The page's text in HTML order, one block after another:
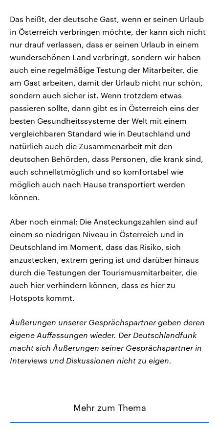
Das heißt, der deutsche Gast, wenn er seinen Urlaub
in Österreich verbringen möchte, der kann sich nicht
nur drauf verlassen, dass er seinen Urlaub in einem
wunderschönen Land verbringt, sondern wir haben
auch eine regelmäßige Testung der Mitarbeiter, die
am Gast arbeiten, damit der Urlaub nicht nur schön,
sondern auch sicher ist. Wenn trotzdem etwas
passieren sollte, dann gibt es in Österreich eins der
besten Gesundheitssysteme der Welt mit einem
vergleichbaren Standard wie in Deutschland und
natürlich auch die Zusammenarbeit mit den
deutschen Behörden, dass Personen, die krank sind,
auch schnellstmöglich und so komfortabel wie
möglich auch nach Hause transportiert werden
können.
Aber noch einmal: Die Ansteckungszahlen sind auf
einem so niedrigen Niveau in Österreich und in
Deutschland im Moment, dass das Risiko, sich
anzustecken, extrem gering ist und darüber hinaus
durch die Testungen der Tourismusmitarbeiter, die
auch hier verhindern können, dass es hier zu
Hotspots kommt.
Äußerungen unserer Gesprächspartner geben deren
eigene Auffassungen wieder. Der Deutschlandfunk
macht sich Äußerungen seiner Gesprächspartner in
Interviews und Diskussionen nicht zu eigen.
Mehr zum Thema